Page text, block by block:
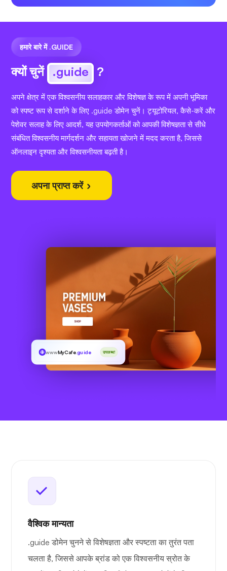
हमारे बारे में .GUIDE
क्यों चुनें .guide ?
अपने क्षेत्र में एक विश्वसनीय सलाहकार और विशेषज्ञ के रूप में अपनी भूमिका
को स्पष्ट रूप से दर्शाने के लिए .guide डोमेन चुनें। ट्यूटोरियल, कैसे-करें और
पेशेवर सलाह के लिए आदर्श, यह उपयोगकर्ताओं को आपकी विशेषज्ञता से सीधे
संबंधित विश्वसनीय मार्गदर्शन और सहायता खोजने में मदद करता है, जिससे
ऑनलाइन दृश्यता और विश्वसनीयता बढ़ती है।
अपना प्राप्त करें
wwwMyCafe.guide उपलब्ध!
वैश्विक मान्यता
.guide डोमेन चुनने से विशेषज्ञता और स्पष्टता का तुरंत पता
चलता है, जिससे आपके ब्रांड को एक विश्वसनीय स्रोत के